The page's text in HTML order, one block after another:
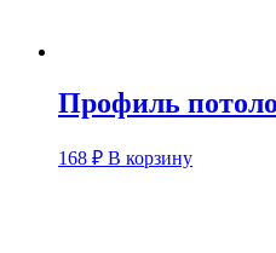
Профиль
168 ₽ В корзину